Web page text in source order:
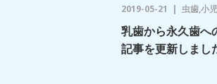
2019-05-21 虫歯,小
乳歯から永久歯
記事を更新しまし